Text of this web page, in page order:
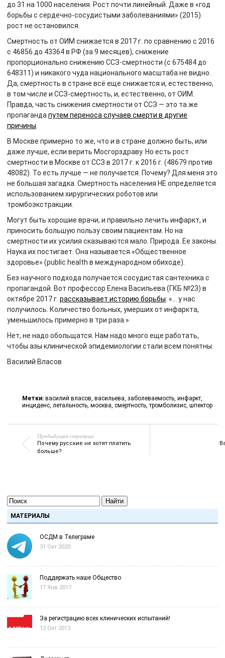
до 31 на 1000 населения. Рост почти линейный. Даже в «год
борьбы с сердечно-сосудистыми заболеваниями» (2015)
рост не остановился.
Смертность от ОИМ снижается в 2017 г. по сравнению с 2016
с 46856 до 43364 в РФ (за 9 месяцев), снижение
пропорционально снижению ССЗ-смертности (с 675484 до
648311) и никакого чуда национального масштаба не видно.
Да, смертность в стране всё еще снижается и, естественно,
в том числе и ССЗ-смертность, и, естественно, от ОИМ.
Правда, часть снижения смертности от ССЗ — это та же
пропаганда путем переноса случаев смерти в другие
причины
В Москве примерно то же, что и в стране должно быть, или
даже лучше, если верить Мосгорздраву. Но есть рост
смертности в Москве от ССЗ в 2017 г. к 2016 г. (48679 против
48082). То есть лучше — не получается. Почему? Для меня это
не большая загадка. Смертность населения НЕ определяется
использованием хирургических роботов или
тромбоэкстракции.
Могут быть хорошие врачи, и правильно лечить инфаркт, и
приносить большую пользу своим пациентам. Но на
смертности их усилия сказываются мало. Природа. Ее законы.
Наука их постигает. Она называется «Общественное
здоровье» (public health в международном обиходе).
Без научного подхода получается сосудистая сантехника с
пропагандой. Вот профессор Елена Васильева (ГКБ №23) в
октябре 2017 г. рассказывает историю борьбы: «… у нас
получилось. Количество больных, умерших от инфаркта,
уменьшилось примерно в три раза. »
Нет, не надо обольщатся. Нам надо много еще работать,
чтобы азы клинической эпидемиологии стали всем понятны.
Василий Власов
Метки: василий власов, васильева, заболеваемость, инфаркт,
инциденс, летальность, москва, смертность,тромболизис, шпектор
Предыдущая страница
Почему русские не хотят платить
больше?
Найти
МАТЕРИАЛЫ
ОСДМ в Телеграме
31 Окт 2020
Поддержать наше Общество
17 Янв 2017
За регистрацию всех клинических испытаний!
12 Окт 2013